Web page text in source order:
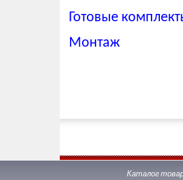
Готовые
Монтаж
Каталог